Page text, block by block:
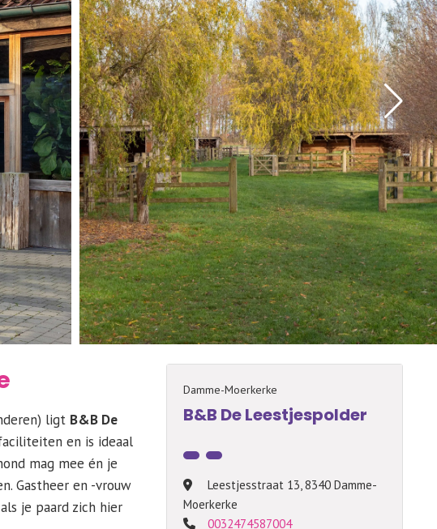
ligt B&B De
en is ideaal
mag mee én je
Gastheer en -vrouw
je paard zich hier
Damme-Moerkerke
B&B De Leestjespolder
Leestjesstraat 13,8340 Damme-
Moerkerke
0032474587004